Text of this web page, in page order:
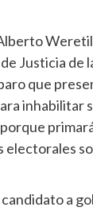
Justicia de
que
inhabilitar
electorales
a